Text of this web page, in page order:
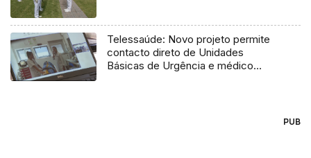
Telessaúde: Novo projeto permite
contacto direto de Unidades
Básicas de Urgência e médico
PUB